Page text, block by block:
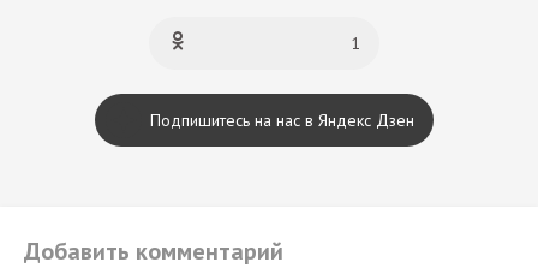
1
Подпишитесь на нас в Яндекс Дзен
Добавить комментарий